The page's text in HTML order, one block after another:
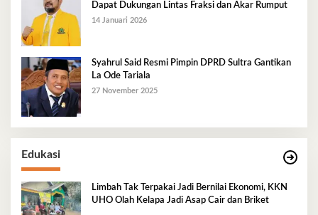
Dapat Dukungan Lintas Fraksi dan Akar Rumput
14 Januari 2026
Syahrul Said Resmi Pimpin DPRD Sultra Gantikan
La Ode Tariala
27 November 2025
Edukasi
Limbah Tak Terpakai Jadi Bernilai Ekonomi, KKN
UHO Olah Kelapa Jadi Asap Cair dan Briket